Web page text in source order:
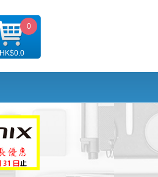
HK$0.0
0